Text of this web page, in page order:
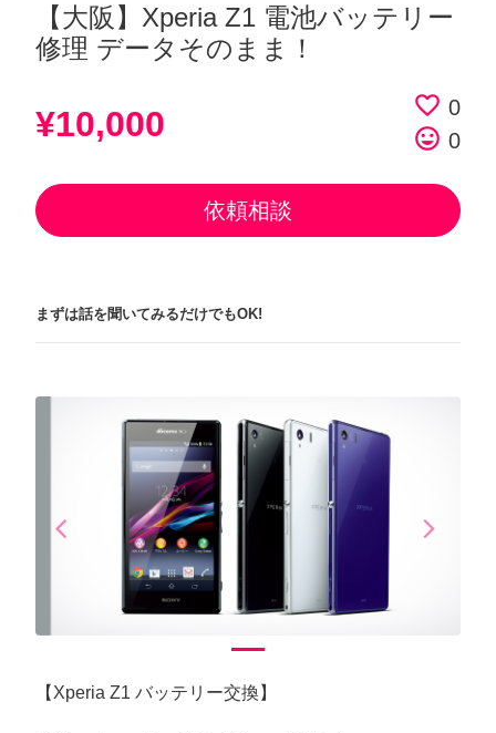
【大阪】Xperia Z1 電池バッテリー
修理 データそのまま！
¥10,000 favorite_border 0
tag_faces 0
依頼相談
まずは話を聞いてみるだけでもOK!
arrow_back_iosPrevious arrow_forward_iosNext
【Xperia Z1 バッテリー交換】